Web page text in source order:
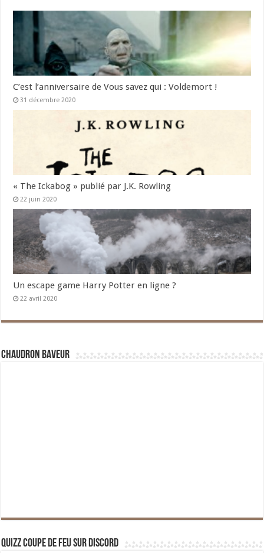
C’est l’anniversaire de Vous savez qui : Voldemort !
31 décembre 2020
« The Ickabog » publié par J.K. Rowling
22 juin 2020
Un escape game Harry Potter en ligne ?
22 avril 2020
Chaudron Baveur
Quizz Coupe de Feu sur Discord